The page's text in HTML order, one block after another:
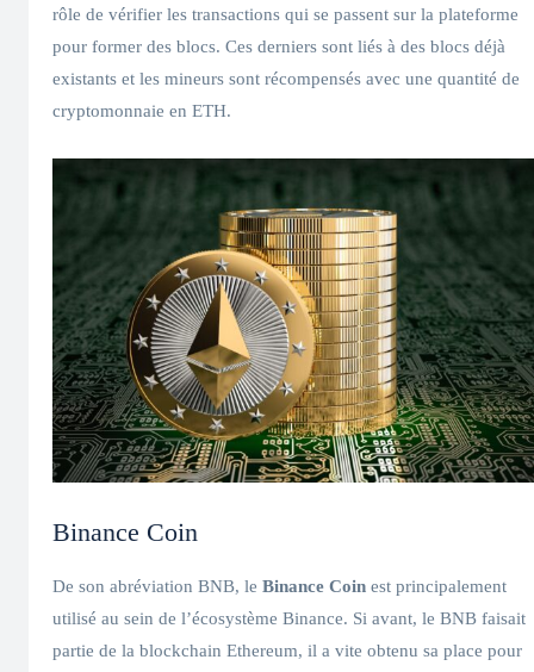
rôle de vérifier les transactions qui se passent sur la plateforme
pour former des blocs. Ces derniers sont liés à des blocs déjà
existants et les mineurs sont récompensés avec une quantité de
cryptomonnaie en ETH.
Binance Coin
De son abréviation BNB, le Binance Coin est principalement
utilisé au sein de l’écosystème Binance. Si avant, le BNB faisait
partie de la blockchain Ethereum, il a vite obtenu sa place pour